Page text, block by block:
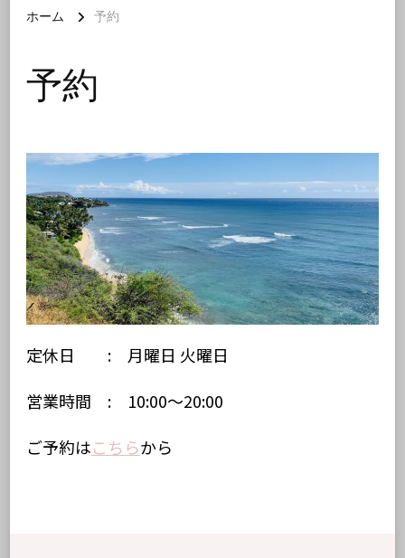
ホーム 予約
予約
定休日 : 月曜日 火曜日
営業時間 : 10:00～20:00
ご予約はこちらから